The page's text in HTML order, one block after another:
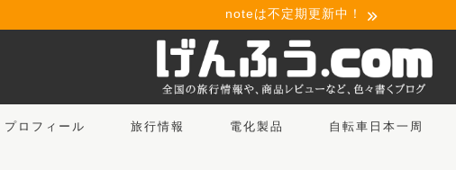
noteは不定期更新中！
プロフィール 旅行情報 電化製品 自転車日本一周